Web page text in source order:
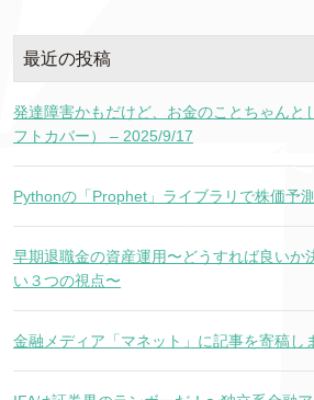
最近の投稿
発達障害かもだけど、お金のことちゃんと
フトカバー） – 2025/9/17
Pythonの「Prophet」ライブラリで株価予測
早期退職金の資産運用〜どうすれば良いか
い３つの視点〜
金融メディア「マネット」に記事を寄稿し